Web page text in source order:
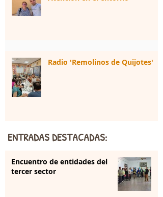
Radio 'Remolinos de Quijotes'
ENTRADAS DESTACADAS:
Encuentro de entidades del
tercer sector